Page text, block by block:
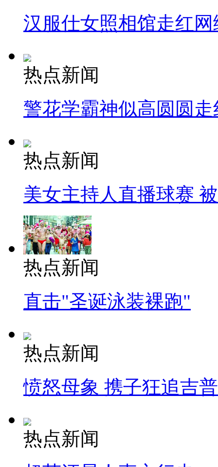
汉服仕女照相馆走红网
热点新闻
警花学霸神似高圆圆走
热点新闻
美女主持人直播球赛
热点新闻
直击"圣诞泳装裸跑"
热点新闻
愤怒母象 携子狂追吉
热点新闻